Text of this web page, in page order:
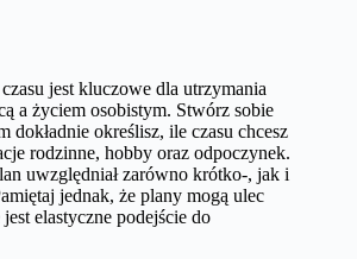
jest kluczowe dla utrzymania
a życiem osobistym. Stwórz sobie
dokładnie określisz, ile czasu chcesz
rodzinne, hobby oraz odpoczynek.
uwzględniał zarówno krótko-, jak i
jednak, że plany mogą ulec
elastyczne podejście do